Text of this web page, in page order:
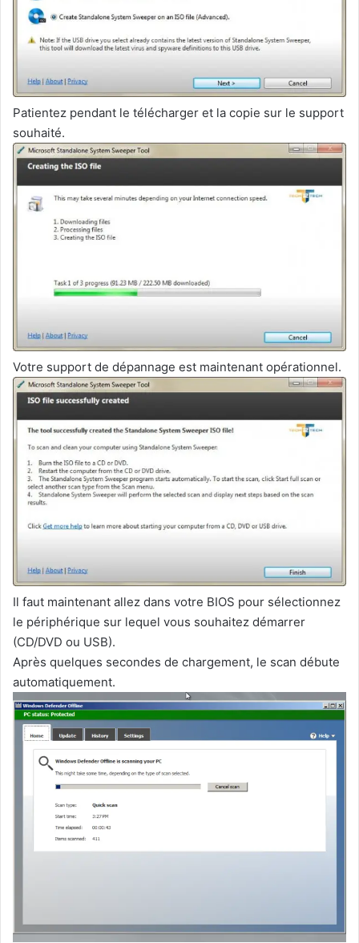
Patientez pendant le télécharger et la copie sur le support
souhaité.
Votre support de dépannage est maintenant opérationnel.
Il faut maintenant allez dans votre BIOS pour sélectionnez
le périphérique sur lequel vous souhaitez démarrer
(CD/DVD ou USB).
Après quelques secondes de chargement, le scan débute
automatiquement.